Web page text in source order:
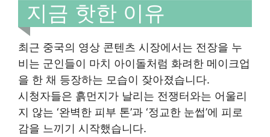
지금 핫한 이유
최근 중국의 영상 콘텐츠 시장에서는 전장을 누
비는 군인들이 마치 아이돌처럼 화려한 메이크업
을 한 채 등장하는 모습이 잦아졌습니다.
시청자들은 흙먼지가 날리는 전쟁터와는 어울리
지 않는 ‘완벽한 피부 톤’과 ‘정교한 눈썹’에 피로
감을 느끼기 시작했습니다.